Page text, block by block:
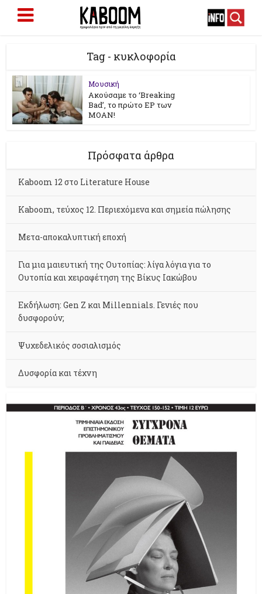
Tag - κυκλοφορία
Μουσική
Ακούσαμε το ‘Breaking
Bad’, το πρώτο EP των
MOAN!
Πρόσφατα άρθρα
Kaboom 12 στο Literature House
Kaboom, τεύχος 12. Περιεχόμενα και σημεία πώλησης
Μετα-αποκαλυπτική εποχή
Για μια μαιευτική της Ουτοπίας: λίγα λόγια για το
Ουτοπία και χειραφέτηση της Βίκυς Ιακώβου
Εκδήλωση: Gen Z και Millennials. Γενιές που
δυσφορούν;
Ψυχεδελικός σοσιαλισμός
Δυσφορία και τέχνη